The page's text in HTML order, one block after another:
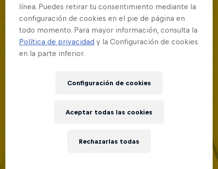
línea. Puedes retirar tu consentimiento mediante la
configuración de cookies en el pie de página en
todo momento. Para mayor información, consulta la
Política de privacidad y la Configuración de cookies
en la parte inferior.
Configuración de cookies
Rechazarlas todas
Aceptar todas las cookies